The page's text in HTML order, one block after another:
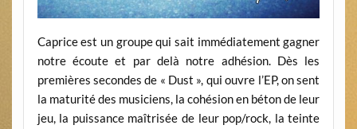
Caprice est un groupe qui sait immédiatement gagner
notre écoute et par delà notre adhésion. Dès les
premières secondes de « Dust », qui ouvre l’EP, on sent
la maturité des musiciens, la cohésion en béton de leur
jeu, la puissance maîtrisée de leur pop/rock, la teinte